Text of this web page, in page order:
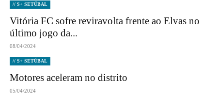
// S+ SETÚBAL
Vitória FC sofre reviravolta frente ao Elvas no
último jogo da...
08/04/2024
// S+ SETÚBAL
Motores aceleram no distrito
05/04/2024